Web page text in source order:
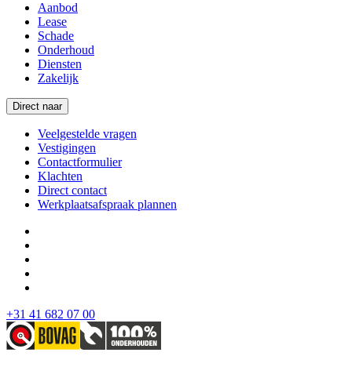
Aanbod
Lease
Schade
Onderhoud
Diensten
Zakelijk
Direct naar
Veelgestelde vragen
Vestigingen
Contactformulier
Klachten
Direct contact
Werkplaatsafspraak plannen
+31 41 682 07 00